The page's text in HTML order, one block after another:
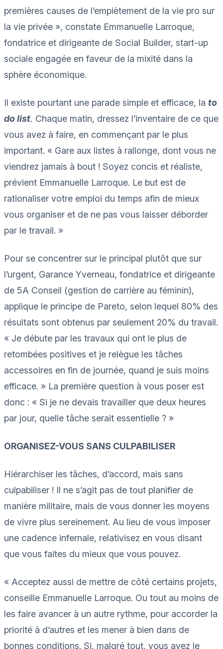
premières causes de l’empiètement de la vie pro sur
la vie privée », constate Emmanuelle Larroque,
fondatrice et dirigeante de Social Builder, start-up
sociale engagée en faveur de la mixité dans la
sphère économique.
Il existe pourtant une parade simple et efficace, la to
do list. Chaque matin, dressez l’inventaire de ce que
vous avez à faire, en commençant par le plus
important. « Gare aux listes à rallonge, dont vous ne
viendrez jamais à bout ! Soyez concis et réaliste,
prévient Emmanuelle Larroque. Le but est de
rationaliser votre emploi du temps afin de mieux
vous organiser et de ne pas vous laisser déborder
par le travail. »
Pour se concentrer sur le principal plutôt que sur
l’urgent, Garance Yverneau, fondatrice et dirigeante
de 5A Conseil (gestion de carrière au féminin),
applique le principe de Pareto, selon lequel 80% des
résultats sont obtenus par seulement 20% du travail.
« Je débute par les travaux qui ont le plus de
retombées positives et je relègue les tâches
accessoires en fin de journée, quand je suis moins
efficace. » La première question à vous poser est
donc : « Si je ne devais travailler que deux heures
par jour, quelle tâche serait essentielle ? »
ORGANISEZ-VOUS SANS CULPABILISER
Hiérarchiser les tâches, d’accord, mais sans
culpabiliser ! Il ne s’agit pas de tout planifier de
manière militaire, mais de vous donner les moyens
de vivre plus sereinement. Au lieu de vous imposer
une cadence infernale, relativisez en vous disant
que vous faites du mieux que vous pouvez.
« Acceptez aussi de mettre de côté certains projets,
conseille Emmanuelle Larroque. Ou tout au moins de
les faire avancer à un autre rythme, pour accorder la
priorité à d’autres et les mener à bien dans de
bonnes conditions. Si, malgré tout, vous avez le